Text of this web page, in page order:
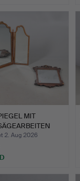
MIT
D…
2. Aug 2026